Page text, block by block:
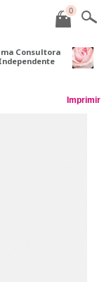
0
Consultora
Imprimir